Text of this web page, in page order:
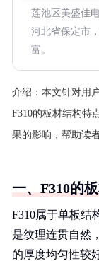
莲池区美盛佳
河北省保定市
富。
介绍： 本文针对用
F310的板材结构特
果的影响，帮助读
一、F310的
F310属于单板结
是纹理连贯自然
的厚度均匀性较